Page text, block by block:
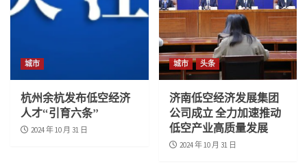
城市
杭州余杭发布低空经济
人才“引育六条”
2024 年 10 月 31 日
城市 头条
济南低空经济发展集团
公司成立 全力加速推动
低空产业高质量发展
2024 年 10 月 31 日